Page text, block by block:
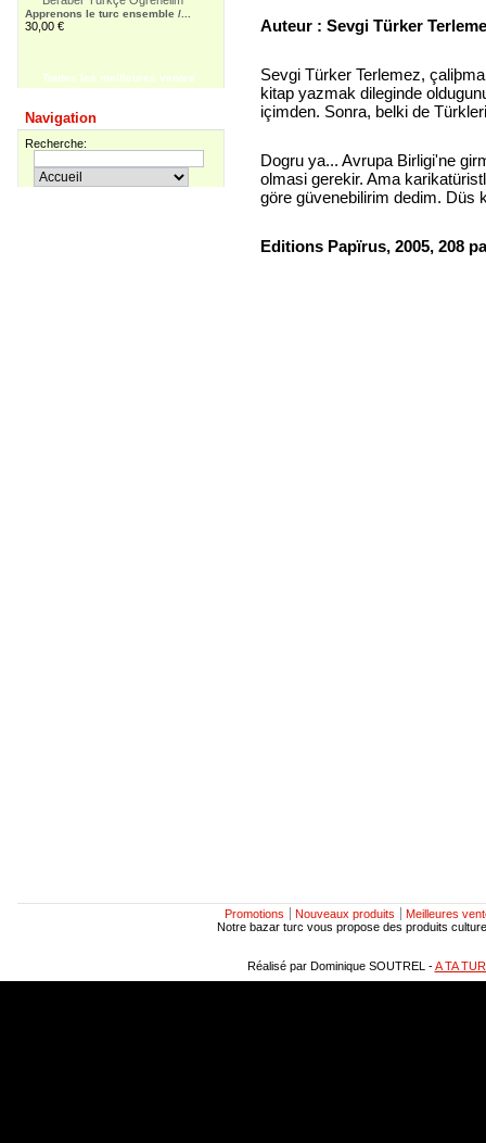
Apprenons le turc ensemble /...
30,00 €
55,00 €
Pir Sultan Abdal
16,00 €
Toutes les meilleures ventes
Navigation
Recherche:
Auteur : Sevgi Türker
Sevgi Türker Terlemez,
kitap yazmak dileginde
içimden. Sonra, belki de
Dogru ya... Avrupa Birligi'ne
olmasi gerekir. Ama
göre güvenebilirim dedim. Düs
Editions Papïrus, 2005,208
Promotions Nouveaux produits
Meilleures
Notre bazar turc vous propose des produits
Réalisé par Dominique SOUTREL -A TA